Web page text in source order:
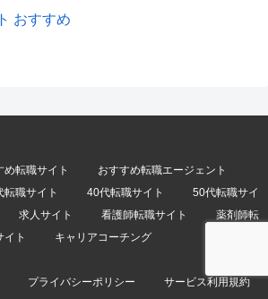
め転職サイト
おすすめ転職エージェント
転職サイト 40代転職サイト
50代転職サイ
求人サイト 看護師転職サイト
薬剤師転
イト
キャリアコーチング
プライバシーポリシー
サービス利用規約